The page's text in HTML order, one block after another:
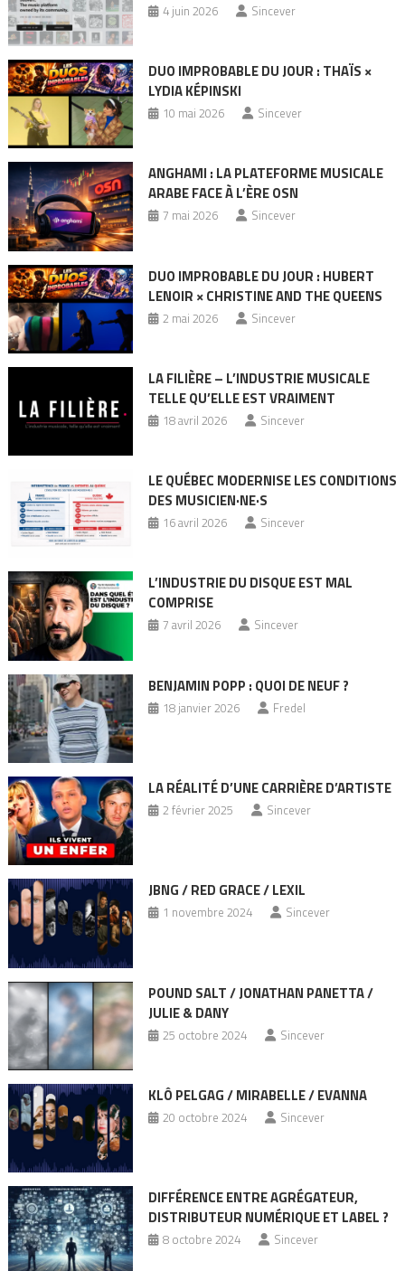
4 juin 2026 Sincever
DUO IMPROBABLE DU JOUR : THAÏS ×
LYDIA KÉPINSKI
10 mai 2026 Sincever
ANGHAMI : LA PLATEFORME MUSICALE
ARABE FACE À L’ÈRE OSN
7 mai 2026 Sincever
DUO IMPROBABLE DU JOUR : HUBERT
LENOIR × CHRISTINE AND THE QUEENS
2 mai 2026 Sincever
LA FILIÈRE – L’INDUSTRIE MUSICALE
TELLE QU’ELLE EST VRAIMENT
18 avril 2026 Sincever
LE QUÉBEC MODERNISE LES CONDITIONS
DES MUSICIEN·NE·S
16 avril 2026 Sincever
L’INDUSTRIE DU DISQUE EST MAL
COMPRISE
7 avril 2026 Sincever
BENJAMIN POPP : QUOI DE NEUF ?
18 janvier 2026 Fredel
LA RÉALITÉ D’UNE CARRIÈRE D’ARTISTE
2 février 2025 Sincever
JBNG / RED GRACE / LEXIL
1 novembre 2024 Sincever
POUND SALT / JONATHAN PANETTA /
JULIE & DANY
25 octobre 2024 Sincever
KLÔ PELGAG / MIRABELLE / EVANNA
20 octobre 2024 Sincever
DIFFÉRENCE ENTRE AGRÉGATEUR,
DISTRIBUTEUR NUMÉRIQUE ET LABEL ?
8 octobre 2024 Sincever